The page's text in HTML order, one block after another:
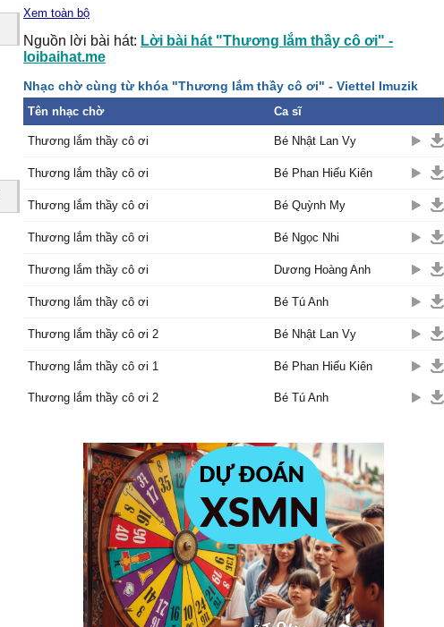
Vì đàn em năm tháng vun trồng
bông hoa
Đẹp tươi trong nắng theo gió đưa
hương
Trên con đường thầy cô vẫn đi
Ngàn sao lấp lánh soi sáng đêm
thâu
(Bài ca em hát) ghi nhớ công ơn
Xem toàn bộ
Nguồn lời bài hát: Lời bài hát "Thương lắm thầy cô ơi" -
loibaihat.me
Nhạc chờ cùng từ khóa "Thương lắm thầy cô ơi" - Viettel Imuzik
Tên nhạc chờ Ca sĩ
Thương lắm thầy cô ơi Bé Nhật Lan Vy
Thương lắm thầy cô ơi Bé Phan Hiếu Kiên
Thương lắm thầy cô ơi Bé Quỳnh My
Thương lắm thầy cô ơi Bé Ngọc Nhi
Thương lắm thầy cô ơi Dương Hoàng Anh
Thương lắm thầy cô ơi Bé Tú Anh
Thương lắm thầy cô ơi 2 Bé Nhật Lan Vy
Thương lắm thầy cô ơi 1 Bé Phan Hiếu Kiên
Thương lắm thầy cô ơi 2 Bé Tú Anh